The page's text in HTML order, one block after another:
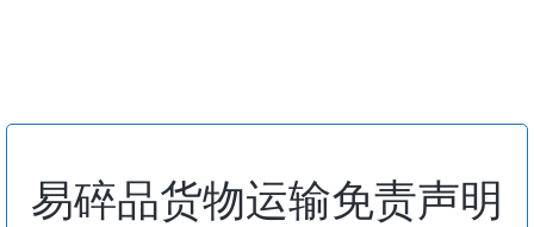
易碎品货物运输免责声明